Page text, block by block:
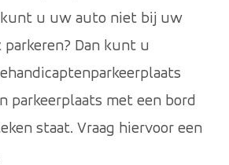
u uw auto niet bij uw
Dan kunt u
parkeerplaats met een bord
staat. Vraag hiervoor een